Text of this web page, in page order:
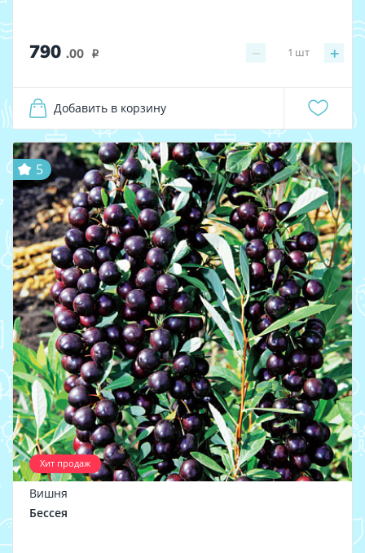
790 .00 i − +
1 шт
Добавить в корзину
Хит продаж
5
Вишня
Бессея